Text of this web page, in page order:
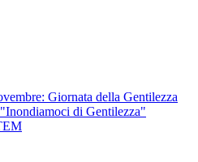
Giornata della Gentilezza
di Gentilezza"